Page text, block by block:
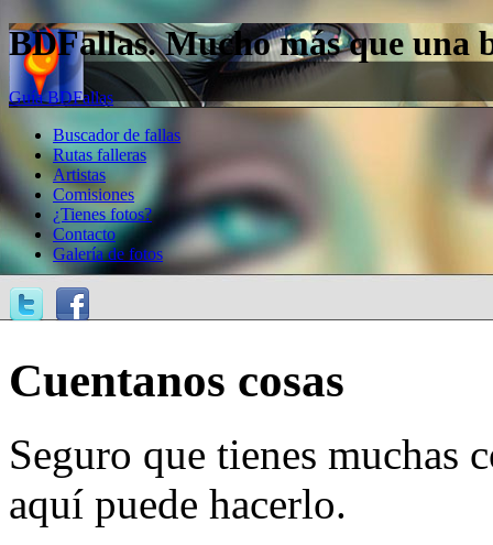
BDFallas. Mucho más que una
Guía BDFallas
Buscador de fallas
Rutas falleras
Artistas
Comisiones
¿Tienes fotos?
Contacto
Galería de fotos
Cuentanos cosas
Seguro que tienes muchas
aquí puede hacerlo.